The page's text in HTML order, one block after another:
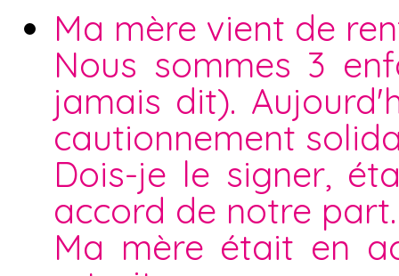
Ma mère vient de
Nous sommes 3
jamais dit).
cautionnement
Dois-je le signer,
accord de notre part.
Ma mère était en